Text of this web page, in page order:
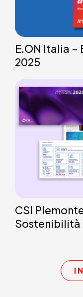
E.ON Italia
2025
CSI
Sostenibilità
I